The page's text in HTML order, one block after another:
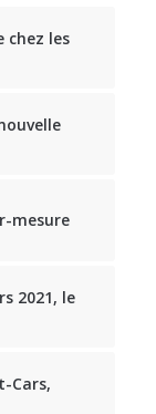
chez les
mesure
2021, le
Cars,